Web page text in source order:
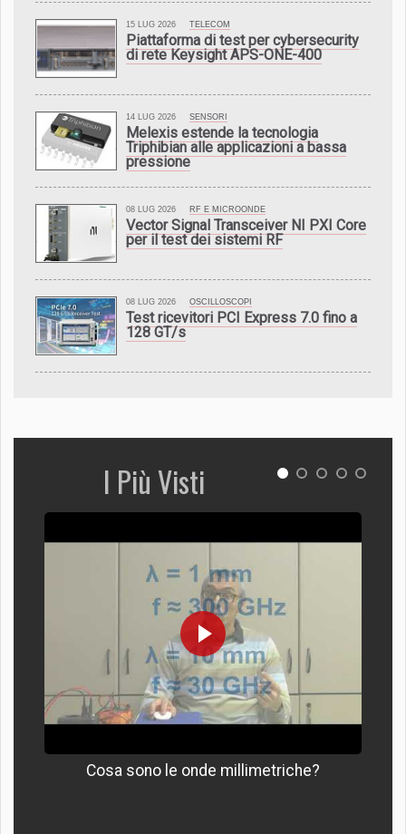
15 LUG 2026 TELECOM
Piattaforma di test per cybersecurity
di rete Keysight APS-ONE-400
14 LUG 2026 SENSORI
Melexis estende la tecnologia
Triphibian alle applicazioni a bassa
pressione
08 LUG 2026 RF E MICROONDE
Vector Signal Transceiver NI PXI Core
per il test dei sistemi RF
08 LUG 2026 OSCILLOSCOPI
Test ricevitori PCI Express 7.0 fino a
128 GT/s
I Più Visti
Cosa sono le onde millimetriche?